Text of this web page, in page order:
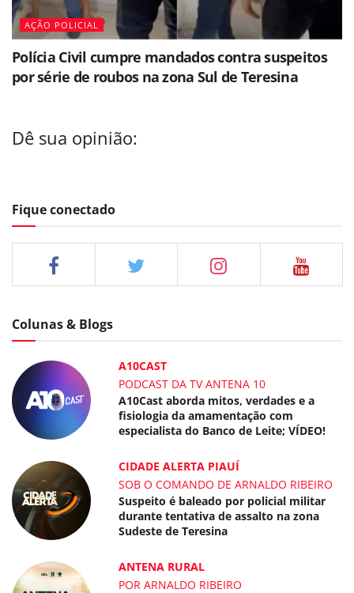
AÇÃO POLICIAL
Polícia Civil cumpre mandados contra suspeitos
por série de roubos na zona Sul de Teresina
Dê sua opinião:
Fique conectado
Colunas & Blogs
A10CAST
PODCAST DA TV ANTENA 10
A10Cast aborda mitos, verdades e a
fisiologia da amamentação com
especialista do Banco de Leite; VÍDEO!
CIDADE ALERTA PIAUÍ
SOB O COMANDO DE ARNALDO RIBEIRO
Suspeito é baleado por policial militar
durante tentativa de assalto na zona
Sudeste de Teresina
ANTENA RURAL
POR ARNALDO RIBEIRO